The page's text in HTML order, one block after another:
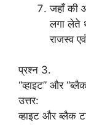
जहाँ की
लगा लेते
राजस्व
प्रश्न 3.
“व्हाइट” और
उत्तर:
व्हाइट और ब्लैक